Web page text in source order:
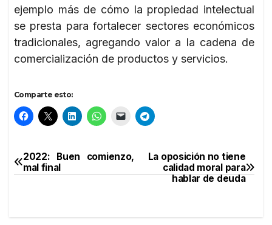
ejemplo más de cómo la propiedad intelectual
se presta para fortalecer sectores económicos
tradicionales, agregando valor a la cadena de
comercialización de productos y servicios.
Comparte esto:
Navegación
La oposición no tiene
calidad moral para
hablar de deuda
2022: Buen comienzo,
mal final